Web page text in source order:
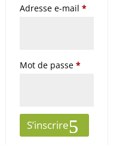
Adresse e-mail*Obligatoire
Mot de passe*Obligatoire
S’inscrire